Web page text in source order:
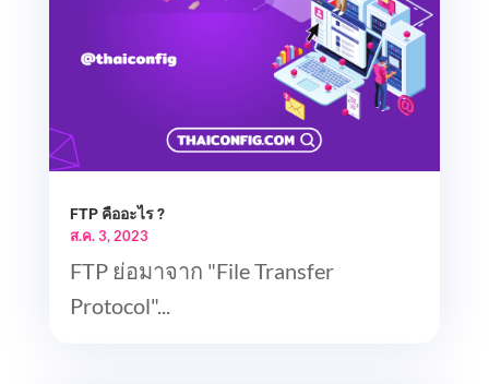
FTP คืออะไร ?
ส.ค. 3, 2023
FTP ย่อมาจาก "File Transfer
Protocol"...